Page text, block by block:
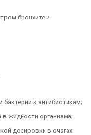
бронхите и
бактерий к антибиотикам;
в жидкости организма;
дозировки в очагах